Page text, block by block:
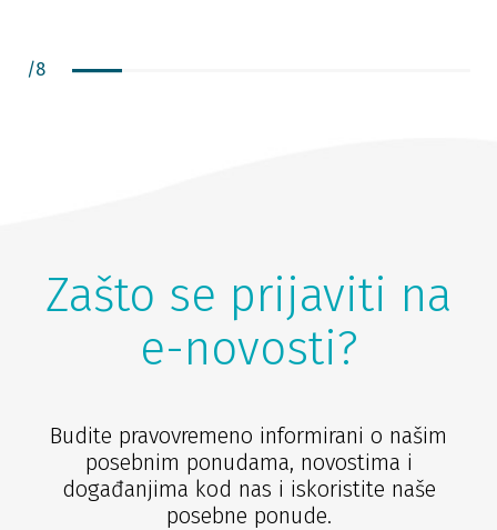
/8
Zašto se prijaviti na
e-novosti?
Budite pravovremeno informirani o našim
posebnim ponudama, novostima i
događanjima kod nas i iskoristite naše
posebne ponude.